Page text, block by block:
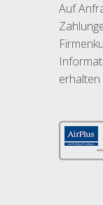
Auf
erhalten